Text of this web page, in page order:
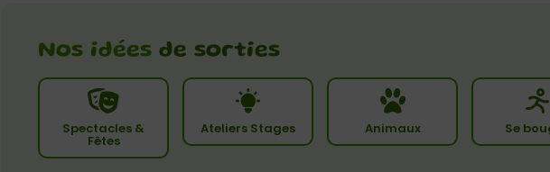
Nos idées de sorties
Spectacles &
Fêtes
Ateliers Stages Animaux Se